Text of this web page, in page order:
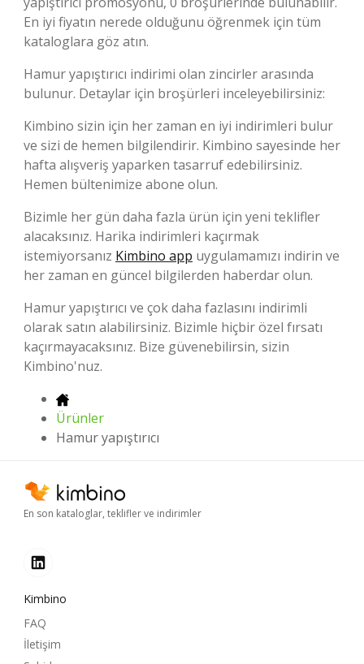
En iyi fiyatın nerede olduğunu öğrenmek için tüm
kataloglara göz atın.
Hamur yapıştırıcı indirimi olan zincirler arasında
bulunur. Detaylar için broşürleri inceleyebilirsiniz:
Kimbino sizin için her zaman en iyi indirimleri bulur
ve sizi de hemen bilgilendirir. Kimbino sayesinde her
hafta alışveriş yaparken tasarruf edebilirsiniz.
Hemen bültenimize abone olun.
Bizimle her gün daha fazla ürün için yeni teklifler
alacaksınız. Harika indirimleri kaçırmak
istemiyorsanız Kimbino app uygulamamızı indirin ve
her zaman en güncel bilgilerden haberdar olun.
Hamur yapıştırıcı ve çok daha fazlasını indirimli
olarak satın alabilirsiniz. Bizimle hiçbir özel fırsatı
kaçırmayacaksınız. Bize güvenebilirsin, sizin
Kimbino'nuz.
Ürünler
Hamur yapıştırıcı
En son kataloglar, teklifler ve indirimler
Kimbino
FAQ
İletişim